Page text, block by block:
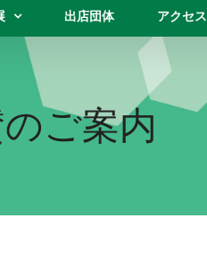
出店団体 アクセス
ご案内